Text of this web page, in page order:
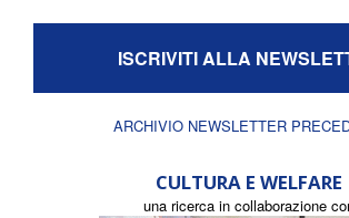
ISCRIVITI ALLA
ARCHIVIO NEWSLETTER
CULTURA E WELFARE
una ricerca in collaborazione